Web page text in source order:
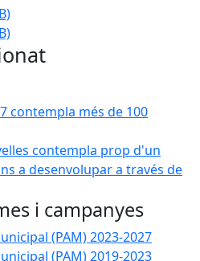
contempla més de 100
contempla prop d'un
a desenvolupar a través de
i campanyes
(PAM) 2023-2027
(PAM) 2019-2023